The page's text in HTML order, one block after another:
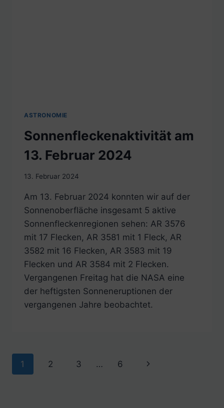
ASTRONOMIE
Sonnenfleckenaktivität am
13. Februar 2024
13. Februar 2024
Am 13. Februar 2024 konnten wir auf der
Sonnenoberfläche insgesamt 5 aktive
Sonnenfleckenregionen sehen: AR 3576
mit 17 Flecken, AR 3581 mit 1 Fleck, AR
3582 mit 16 Flecken, AR 3583 mit 19
Flecken und AR 3584 mit 2 Flecken.
Vergangenen Freitag hat die NASA eine
der heftigsten Sonneneruptionen der
vergangenen Jahre beobachtet.
Seitennavigation
1 2 3 … 6
Nächste